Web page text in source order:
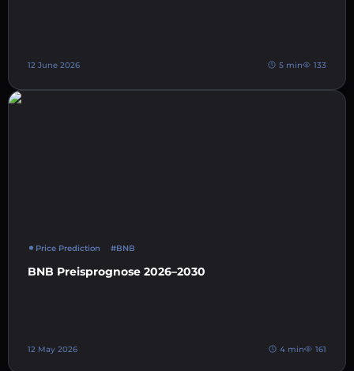
12 June 2026 5 min 133
Price Prediction #BNB
BNB Preisprognose 2026–2030
12 May 2026 4 min 161